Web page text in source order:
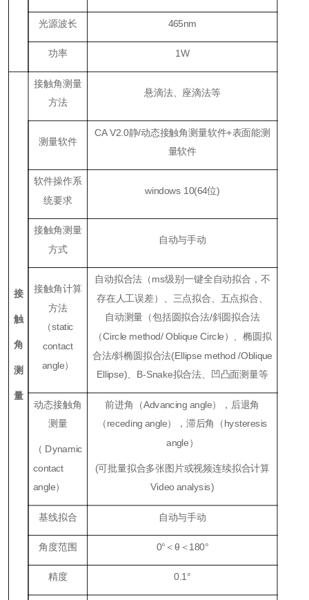
光源波长 465nm
功率 1W
接
触
角
测
量
接触角测量
方法
悬滴法、座滴法等
测量软件
CA V2.0静/动态接触角测量软件+表面能测
量软件
软件操作系
统要求
windows 10(64位)
接触角测量
方式
自动与手动
接触角计算
方法
（static
contact
angle）
自动拟合法（ms级别一键全自动拟合，不
存在人工误差）、三点拟合、五点拟合、
自动测量（包括圆拟合法/斜圆拟合法
（Circle method/ Oblique Circle）、椭圆拟
合法/斜椭圆拟合法(Ellipse method /Oblique
Ellipse)、B-Snake拟合法、凹凸面测量等
动态接触角
测量
（Dynamic
contact
angle）
前进角（Advancing angle），后退角
（receding angle），滞后角（hysteresis
angle）
(可批量拟合多张图片或视频连续拟合计算
Video analysis)
基线拟合 自动与手动
角度范围 0°＜θ＜180°
精度 0.1°